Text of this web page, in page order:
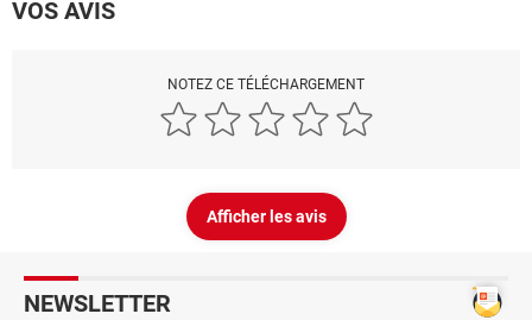
VOS AVIS
NOTEZ CE TÉLÉCHARGEMENT
Afficher les avis
NEWSLETTER